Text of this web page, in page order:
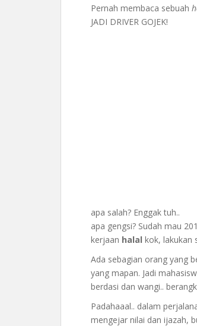
Pernah membaca sebuah
JADI DRIVER GOJEK!
apa salah? Enggak tuh..
apa gengsi? Sudah mau
kerjaan halal kok, lakukan
Ada sebagian orang yang
yang mapan. Jadi
berdasi dan wangi..
Padahaaal.. dalam
mengejar nilai dan ijazah,